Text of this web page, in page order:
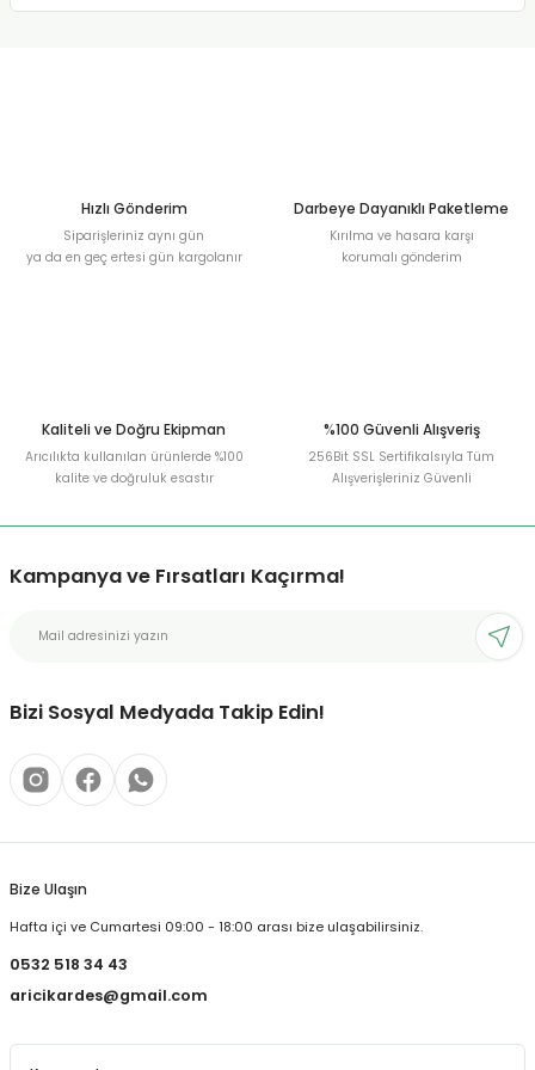
Hızlı Gönderim
Siparişleriniz aynı gün
ya da en geç ertesi gün kargolanır
Darbeye Dayanıklı Paketleme
Kırılma ve hasara karşı
korumalı gönderim
Kaliteli ve Doğru Ekipman
Arıcılıkta kullanılan ürünlerde %100
kalite ve doğruluk esastır
%100 Güvenli Alışveriş
256Bit SSL Sertifikalsıyla Tüm
Alışverişleriniz Güvenli
Kampanya ve Fırsatları Kaçırma!
Bizi Sosyal Medyada Takip Edin!
Bize Ulaşın
Hafta içi ve Cumartesi 09:00 - 18:00 arası bize ulaşabilirsiniz.
0532 518 34 43
aricikardes@gmail.com